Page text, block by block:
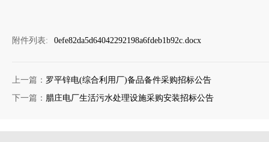
附件列表: 0efe82da5d64042292198a6fdeb1b92c.docx
上一篇： 罗平锌电(综合利用厂)备品备件采购招标公告
下一篇： 腊庄电厂生活污水处理设施采购安装招标公告